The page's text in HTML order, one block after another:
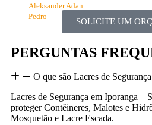
Pedro
Aleksander Adan
SOLICITE UM
PERGUNTAS
O que são Lacres de
Lacres de Segurança em Iporanga –
proteger Contêineres, Malotes e
Mosquetão e Lacre Escada.